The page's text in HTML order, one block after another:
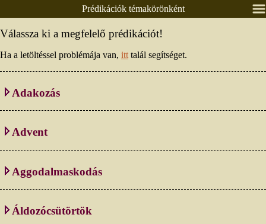
Nyitólap
Prédikációk témakörönként
Válassza ki a megfelelő prédikációt!
Ha a letöltéssel problémája van, itt talál segítséget.
Adakozás
Advent
Aggodalmaskodás
Áldozócsütörtök